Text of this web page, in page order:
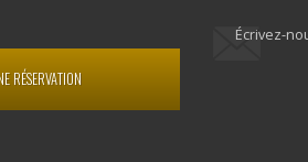
RÉSERVATION
Écrivez-